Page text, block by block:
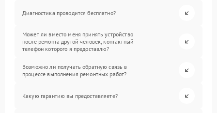
Диагностика проводится бесплатно?
Может ли вместо меня принять устройство
после ремонта другой человек, контактный
телефон которого я предоставлю?
Возможно ли получать обратную связь в
процессе выполнения ремонтных работ?
Какую гарантию вы предоставляете?